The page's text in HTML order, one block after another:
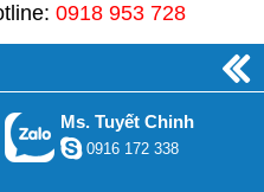
0918 953 728
Ms. Tuyết Chinh
0916 172 338